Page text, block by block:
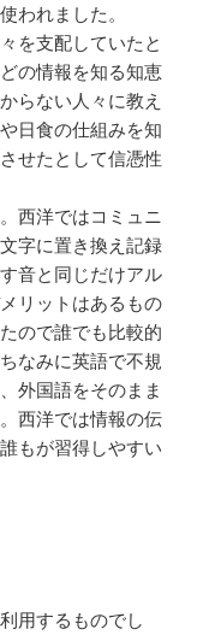
われました。
を支配していたと
の情報を知る知恵
らない人々に教え
日食の仕組みを知
せたとして信憑性
西洋ではコミュニ
字に置き換え記録
音と同じだけアル
リットはあるもの
ので誰でも比較的
なみに英語で不規
外国語をそのまま
西洋では情報の伝
もが習得しやすい
用するものでし